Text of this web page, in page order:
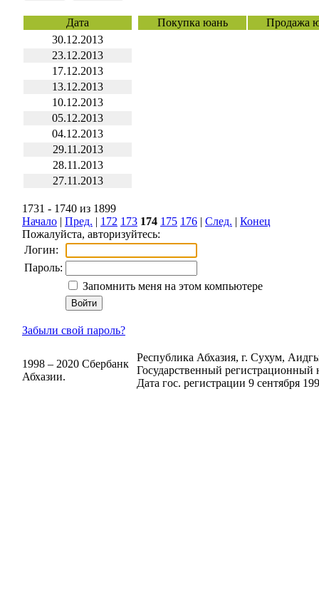
Дата Покупка юань
Продажа
30.12.2013
23.12.2013
17.12.2013
13.12.2013
10.12.2013
05.12.2013
04.12.2013
29.11.2013
28.11.2013
27.11.2013
1731 - 1740 из 1899
Начало | Пред. | 172 173 174 175 176 | След. | Конец
Пожалуйста, авторизуйтесь:
Логин:
Пароль:
Запомнить меня на этом компьютере
Забыли свой пароль?
1998 – 2020 Сбербанк
Абхазии.
Республика Абхазия, г. Сухум,
Государственный регистрационный
Дата гос. регистрации 9 сентября